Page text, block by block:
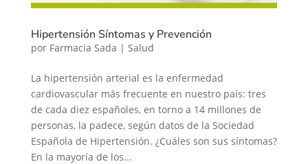
Hipertensión Síntomas y Prevención
por Farmacia Sada | Salud
La hipertensión arterial es la enfermedad
cardiovascular más frecuente en nuestro país: tres
de cada diez españoles, en torno a 14 millones de
personas, la padece, según datos de la Sociedad
Española de Hipertensión. ¿Cuáles son sus síntomas?
En la mayoría de los...